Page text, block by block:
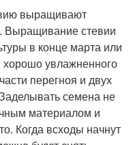
выращивают
стевии
в конце марта или
хорошо увлажненного
перегноя и двух
семена не
материалом и
Когда всходы начнут